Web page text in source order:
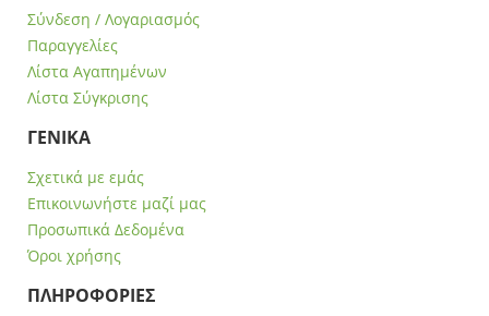
Σύνδεση / Λογαριασμός
Παραγγελίες
Λίστα Αγαπημένων
Λίστα Σύγκρισης
ΓΕΝΙΚΑ
Σχετικά με εμάς
Επικοινωνήστε μαζί μας
Προσωπικά Δεδομένα
Όροι χρήσης
ΠΛΗΡΟΦΟΡΙΕΣ